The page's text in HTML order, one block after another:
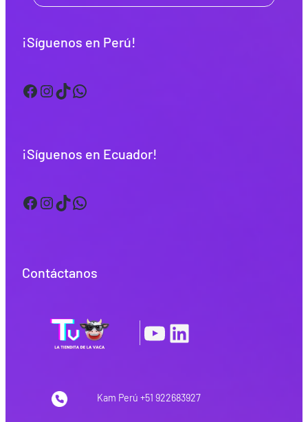
¡Síguenos en Perú!
Facebook InstagramTikTok WhatsApp
¡Síguenos en Ecuador!
Facebook InstagramTikTok WhatsApp
Contáctanos
YouTube LinkedIn
Kam Perú +51 922683927